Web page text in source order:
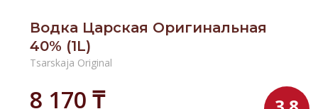
Водка Царская Оригинальная
40% (1L)
Tsarskaja Original
8 170 ₸